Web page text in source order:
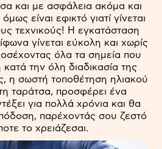
και με ασφάλεια ακόμα και
είναι εφικτό γιατί γίνεται
τεχνικούς! Η εγκατάσταση
γίνεται εύκολη και χωρίς
όλα τα σημεία που
την όλη διαδικασία της
η σωστή τοποθέτηση ηλιακού
ταράτσα, προσφέρει ένα
για πολλά χρόνια και θα
παρέχοντάς σου ζεστό
το χρειάζεσαι.